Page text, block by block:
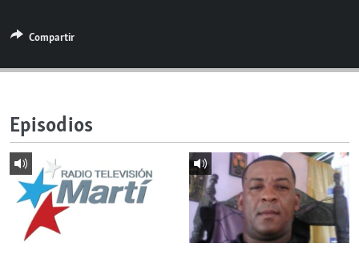
ESPECIALES
ESPECIALES
SER VIEJO EN CUBA
KENTU-CUBANO
LOS SANTOS DE HIALEAH
DESINFORMACIÓN RUSA EN AMÉRICA LATINA
LA INVASIÓN DE RUSIA A UCRANIA
MULTIMEDIA
SÍGUENOS
Compartir
Episodios